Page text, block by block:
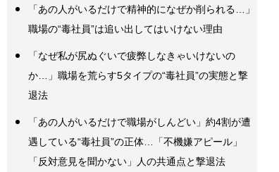
「あの人がいるだけで精神的になぜか削られる…」
職場の“毒社員”は追い出してはいけない理由
「なぜ私が尻ぬぐいで疲弊しなきゃいけないの
か…」職場を荒らす5タイプの“毒社員”の実態と撃
退法
「あの人がいるだけで職場がしんどい」約4割が遭
遇している“毒社員”の正体…「不機嫌アピール」
「反対意見を聞かない」人の共通点と撃退法